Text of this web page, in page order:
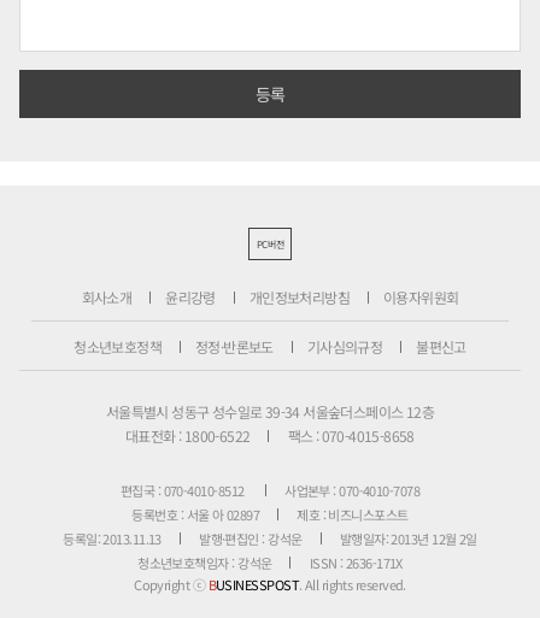
PC버전
회사소개 윤리강령 개인정보처리방침 이용자위원회
청소년보호정책 정정·반론보도 기사심의규정 불편신고
서울특별시 성동구 성수일로 39-34 서울숲더스페이스 12층
대표전화 : 1800-6522
팩스 : 070-4015-8658
편집국 : 070-4010-8512
사업본부 : 070-4010-7078
등록번호 : 서울 아 02897
제호 : 비즈니스포스트
등록일: 2013.11.13
발행·편집인 : 강석운
발행일자: 2013년 12월 2일
청소년보호책임자 : 강석운
ISSN : 2636-171X
Copyright ⓒBUSINESSPOST. All rights reserved.